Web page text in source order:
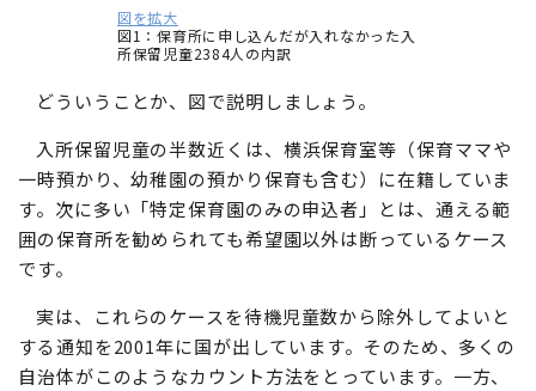
図を拡大
図1：保育所に申し込んだが入れなかった入
所保留児童2384人の内訳
どういうことか、図で説明しましょう。
入所保留児童の半数近くは、横浜保育室等（保育ママや
一時預かり、幼稚園の預かり保育も含む）に在籍していま
す。次に多い「特定保育園のみの申込者」とは、通える範
囲の保育所を勧められても希望園以外は断っているケース
です。
実は、これらのケースを待機児童数から除外してよいと
する通知を2001年に国が出しています。そのため、多くの
自治体がこのようなカウント方法をとっています。一方、